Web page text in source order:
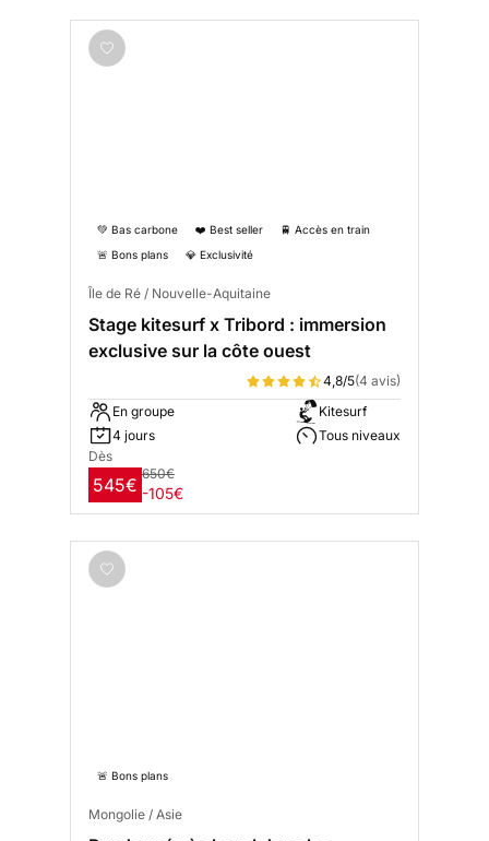
💚 Bas carbone ❤️ Best seller
🚆 Accès en train
🚨 Bons plans
💎 Exclusivité
Île de Ré / Nouvelle-Aquitaine
Stage kitesurf x Tribord : immersion
exclusive sur la côte ouest
4,8/5(4 avis)
En groupe
4 jours
Kitesurf
Tous niveaux
Dès
545€
650€
-105€
🚨 Bons plans
Mongolie / Asie